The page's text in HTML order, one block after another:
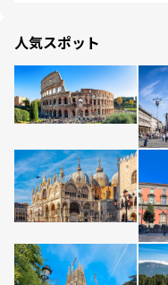
人気スポット